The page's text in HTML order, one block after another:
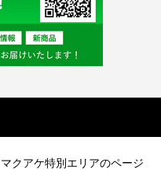
マクアケ特別エリアのページ